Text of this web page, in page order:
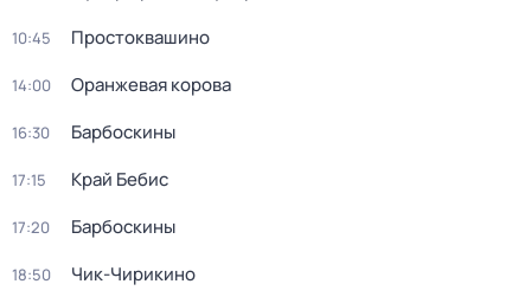
10:45 Простоквашино
14:00 Оранжевая корова
16:30 Барбоскины
17:15 Край Бебис
17:20 Барбоскины
18:50 Чик-Чирикино